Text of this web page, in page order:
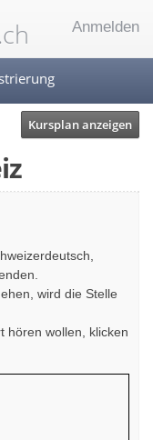
Anmelden
Kursplan anzeigen
wird die Stelle
hören wollen, klicken